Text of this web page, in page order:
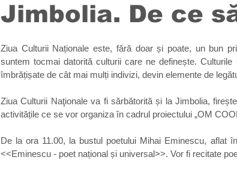
Jimbolia. De ce
Ziua Culturii Naționale este, fără doar și poate, un bun
suntem tocmai datorită culturii care ne definește.
îmbrățișate de cât mai mulți indivizi, devin elemente de
Ziua Culturii Naţionale va fi sărbătorită și la Jimbolia,
activitățile ce se vor organiza în cadrul proiectului „OM
De la ora 11.00, la bustul poetului Mihai Eminescu, aflat
<<Eminescu - poet național și universal>>. Vor fi recitate